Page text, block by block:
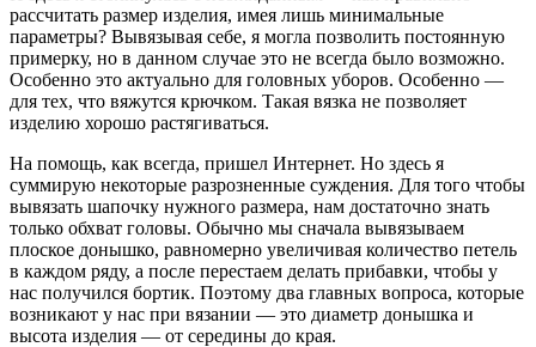
рассчитать размер изделия, имея лишь минимальные
параметры? Вывязывая себе, я могла позволить постоянную
примерку, но в данном случае это не всегда было возможно.
Особенно это актуально для головных уборов. Особенно —
для тех, что вяжутся крючком. Такая вязка не позволяет
изделию хорошо растягиваться.
На помощь, как всегда, пришел Интернет. Но здесь я
суммирую некоторые разрозненные суждения. Для того чтобы
вывязать шапочку нужного размера, нам достаточно знать
только обхват головы. Обычно мы сначала вывязываем
плоское донышко, равномерно увеличивая количество петель
в каждом ряду, а после перестаем делать прибавки, чтобы у
нас получился бортик. Поэтому два главных вопроса, которые
возникают у нас при вязании — это диаметр донышка и
высота изделия — от середины до края.